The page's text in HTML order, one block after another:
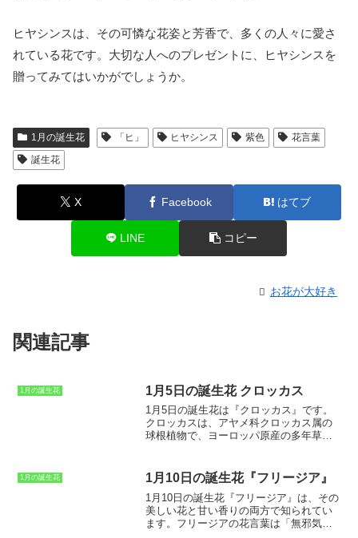
ヒヤシンスは、その可憐な花姿と芳香で、多くの人々に愛さ
れている花です。大切な人へのプレゼントに、ヒヤシンスを
贈ってみてはいかがでしょうか。
1月の誕生花 「ヒ」 ヒヤシンス 紫色
花言葉
誕生花
X Facebook はてブ
LINE コピー
お花が大好き
関連記事
1月の誕生花 1月5日の誕生花 クロッカス
1月5日の誕生花は『クロッカス』です。
クロッカスは、アヤメ科クロッカス属の
球根植物で、ヨーロッパ原産の多年草で
あります。クロッカスは、球根を植えて
育てます。植え付けは、秋頃に行いま
す。球根は、深さ5～10cm、株間10～
15cmの間隔で植え付けます。水はけの良
い土を好みます。クロッカスは、日当た
1月の誕生花 1月10日の誕生花『フリージア』
1月10日の誕生花『フリージア』 は、その
美しい花と甘い香りの両方で知られてい
ます。フリージアの花言葉は「無邪気・